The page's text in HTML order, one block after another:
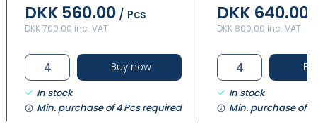
DKK 560.00 / Pcs
DKK 700.00 inc. VAT
Buy now
In stock
Min. purchase of 4 Pcs required
DKK 640.00
DKK 800.00 inc. VAT
In stock
Min. purchase of 4